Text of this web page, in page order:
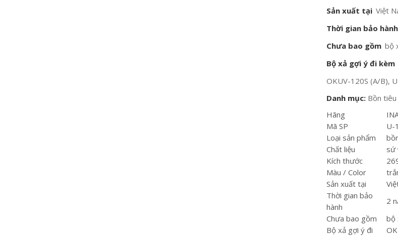
Sản xuất tại Việt
Thời gian bảo hành
Chưa bao gồm bộ
Bộ xả gợi ý đi kèm
OKUV-120S (A/B),
Danh mục: Bồn
Hãng
Mã SP
U-
Loại sản phẩm
Chất liệu
sứ
Kích thước
Màu / Color
Sản xuất tại
Thời gian bảo
hành
2
Chưa bao gồm
bộ
Bộ xả gợi ý đi